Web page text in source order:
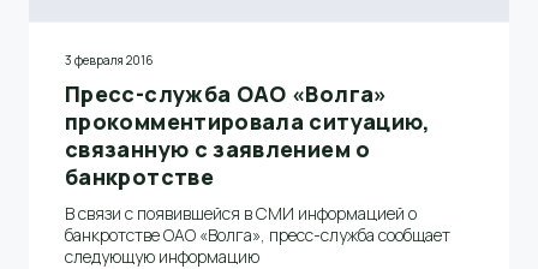
3 февраля 2016
Пресс-служба ОАО «Волга»
прокомментировала ситуацию,
связанную с заявлением о
банкротстве
В связи с появившейся в СМИ информацией о
банкротстве ОАО «Волга», пресс-служба сообщает
следующую информацию